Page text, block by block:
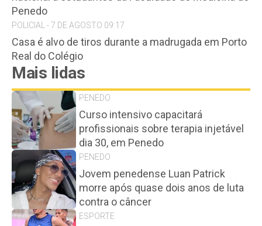
Penedo
POLICIAL - 7 DE AGOSTO 09:17
Casa é alvo de tiros durante a madrugada em Porto
Real do Colégio
Mais lidas
PENEDO
Curso intensivo capacitará
profissionais sobre terapia injetável
dia 30, em Penedo
PENEDO
Jovem penedense Luan Patrick
morre após quase dois anos de luta
contra o câncer
ESPORTE